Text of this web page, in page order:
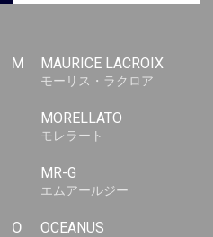
M MAURICE LACROIX
モーリス・ラクロア
MORELLATO
モレラート
MR-G
エムアールジー
O OCEANUS